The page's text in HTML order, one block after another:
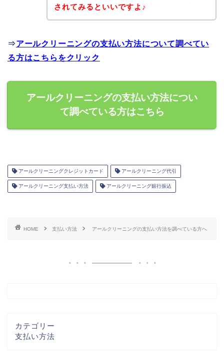
されてみるといいですよ♪
⇒アールクリーニングの支払い方法について調べてい
る方はこちらをクリック
アールクリーニングの支払い方法につい
て調べている方はこちら
アールクリーニングクレジットカード アールクリーニング代引
アールクリーニング支払い方法 アールクリーニング銀行振込
HOME 支払い方法 アールクリーニングの支払い方法を調べている方へ
カテゴリー
支払い方法